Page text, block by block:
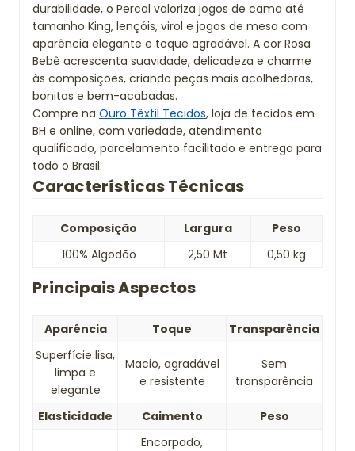
durabilidade, o Percal valoriza jogos de cama até
tamanho King, lençóis, virol e jogos de mesa com
aparência elegante e toque agradável. A cor Rosa
Bebê acrescenta suavidade, delicadeza e charme
às composições, criando peças mais acolhedoras,
bonitas e bem-acabadas.
Compre na Ouro Têxtil Tecidos, loja de tecidos em
BH e online, com variedade, atendimento
qualificado, parcelamento facilitado e entrega para
todo o Brasil.
Características Técnicas
Composição Largura
Peso
100% Algodão
2,50 Mt 0,50 kg
Principais Aspectos
Aparência Toque
Transparência
Superfície lisa,
limpa e
elegante
Macio, agradável
e resistente
Sem
transparência
Elasticidade Caimento Peso
Encorpado,